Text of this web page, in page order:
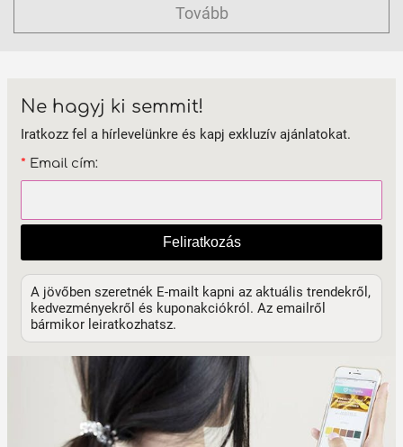
Tovább
Ne hagyj ki semmit!
Iratkozz fel a hírlevelünkre és kapj exkluzív ajánlatokat.
* Email cím:
Feliratkozás
A jövőben szeretnék E-mailt kapni az aktuális trendekről,
kedvezményekről és kuponakciókról. Az emailről
bármikor leiratkozhatsz.